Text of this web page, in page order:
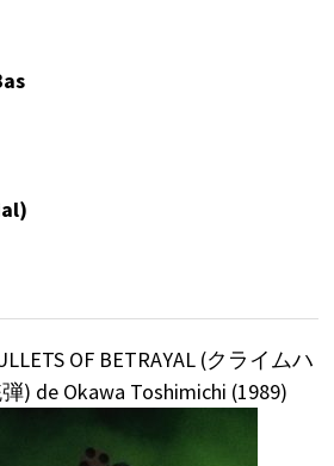
OF BETRAYAL (クライムハ
) de Okawa Toshimichi (1989)